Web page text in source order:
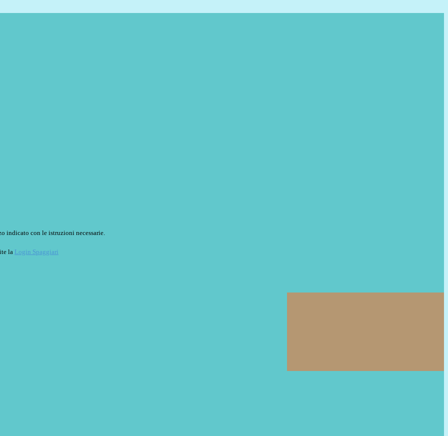
indicato con le istruzioni necessarie.
la Login Spaggiari